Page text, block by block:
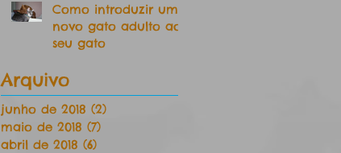
Como introduzir um
novo gato adulto ao
seu gato
Arquivo
junho de 2018 (2)
maio de 2018 (7)
abril de 2018 (6)